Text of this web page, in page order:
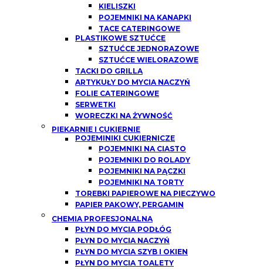
KIELISZKI
POJEMNIKI NA KANAPKI
TACE CATERINGOWE
PLASTIKOWE SZTUĆCE
SZTUĆCE JEDNORAZOWE
SZTUĆCE WIELORAZOWE
TACKI DO GRILLA
ARTYKUŁY DO MYCIA NACZYŃ
FOLIE CATERINGOWE
SERWETKI
WORECZKI NA ŻYWNOŚĆ
PIEKARNIE I CUKIERNIE
POJEMINIKI CUKIERNICZE
POJEMNIKI NA CIASTO
POJEMNIKI DO ROLADY
POJEMNIKI NA PĄCZKI
POJEMNIKI NA TORTY
TOREBKI PAPIEROWE NA PIECZYWO
PAPIER PAKOWY, PERGAMIN
CHEMIA PROFESJONALNA
PŁYN DO MYCIA PODŁÓG
PŁYN DO MYCIA NACZYŃ
PŁYN DO MYCIA SZYB I OKIEN
PŁYN DO MYCIA TOALETY